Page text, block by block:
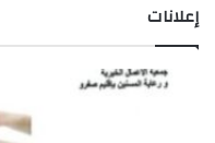
إعلانات